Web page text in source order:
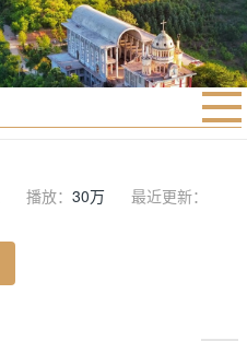
播放： 30万
最近更新：